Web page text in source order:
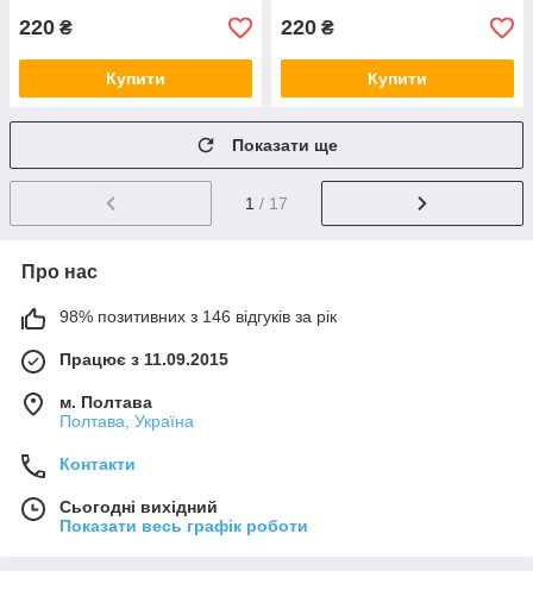
220 ₴
Купити
220 ₴
Купити
Показати ще
1 / 17
Про нас
98% позитивних з 146 відгуків за рік
Працює з 11.09.2015
м. Полтава
Полтава, Україна
Контакти
Сьогодні вихідний
Показати весь графік роботи